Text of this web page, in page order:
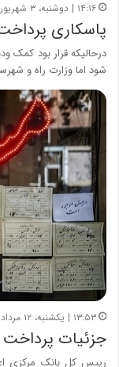
۱۴:۱۶ | دوشنبه، ۳ شهریور ۱۳۹۹
پاسکاری
درحالیکه قرار بود کمک
شود اما وزارت راه و
۱۳:۵۳ | یکشنبه، ۱۲ مرداد ۱۳۹۹
جزئیات
رییس کل بانک مرکزی